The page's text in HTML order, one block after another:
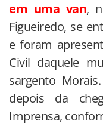
em uma van,
Figueiredo, se
e foram
Civil daquele
sargento
depois da
Imprensa,